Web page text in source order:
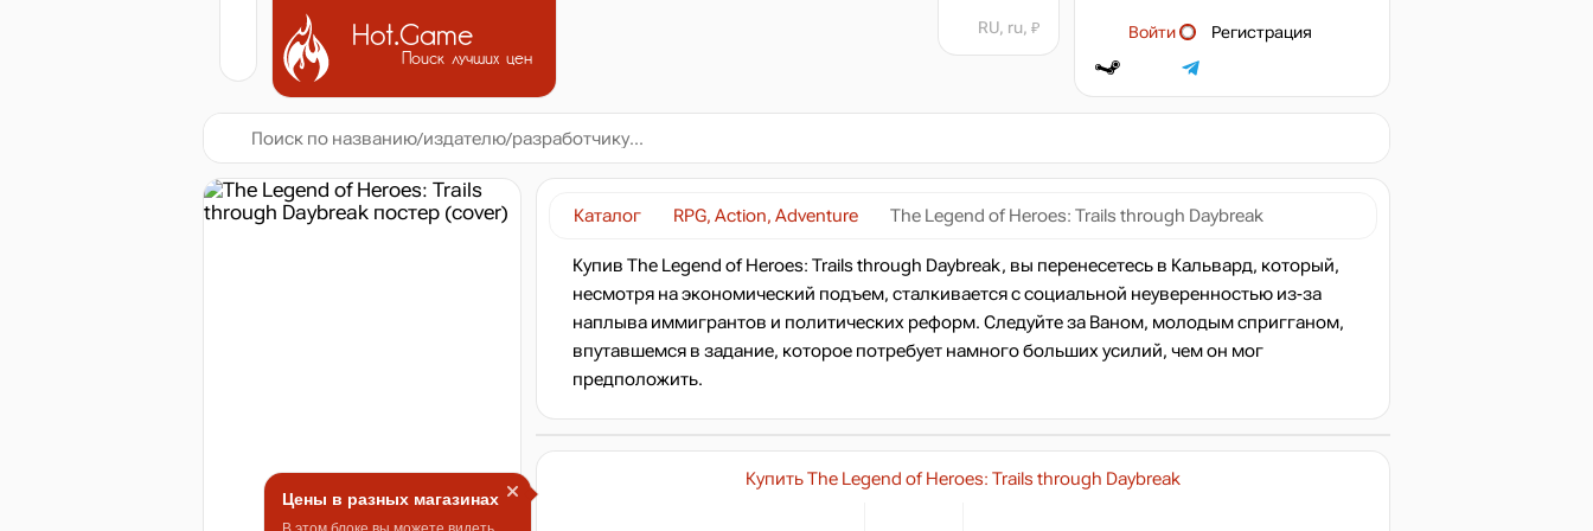
Hot.Game
Поиск лучших цен
Войти Регистрация
RU, ru, ₽
Каталог RPG, Action, Adventure The Legend of Heroes: Trails through Daybreak
Купив The Legend of Heroes: Trails through Daybreak, вы перенесетесь в Кальвард, который,
несмотря на экономический подъем, сталкивается с социальной неуверенностью из-за
наплыва иммигрантов и политических реформ. Следуйте за Ваном, молодым спригганом,
впутавшемся в задание, которое потребует намного больших усилий, чем он мог
предположить.
Купить The Legend of Heroes: Trails through Daybreak
Цены в разных магазинах